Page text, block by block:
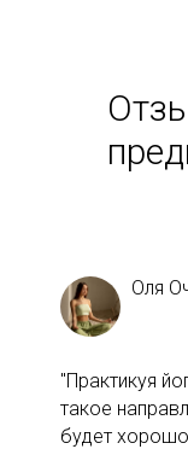
Оля
"Практикуя
такое
будет